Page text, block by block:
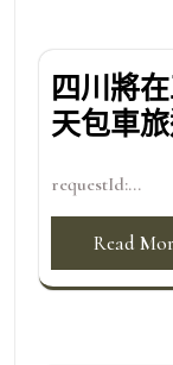
四川將
天包車
requestId:...
Read